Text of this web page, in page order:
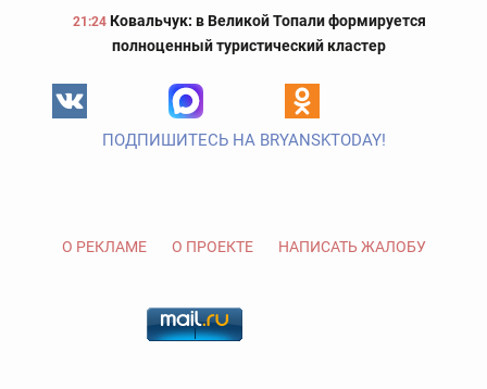
21:24 Ковальчук: в Великой Топали формируется
полноценный туристический кластер
ПОДПИШИТЕСЬ НА BRYANSKTODAY!
О РЕКЛАМЕ О ПРОЕКТЕ НАПИСАТЬ ЖАЛОБУ